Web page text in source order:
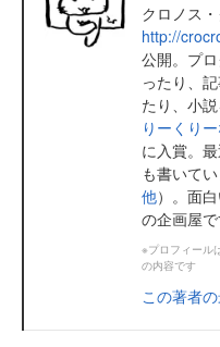
クロノス
http://
公開。プ
ったり、
たり、小
りーくり
に入賞。
も書いて
他）。面
の企画屋で
※プロフィール
の内容です
この著者